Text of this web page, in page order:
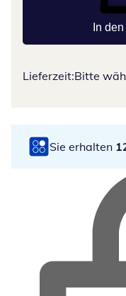
In
Lieferzeit:Bitte
Sie erhalten